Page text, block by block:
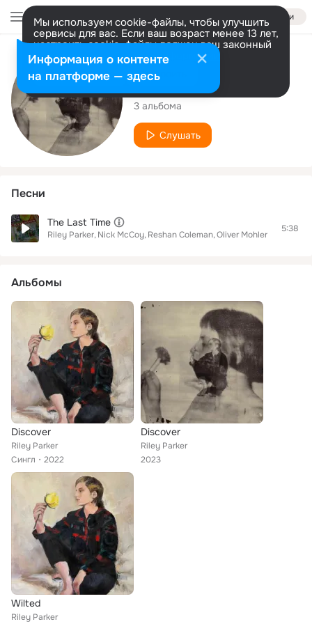
Войти
Мы используем cookie-файлы, чтобы улучшить
сервисы для вас. Если ваш возраст менее 13 лет,
настроить cookie-файлы должен ваш законный
представитель. Больше информации
Разрешить все Настроить
Исполнитель
Riley Parker
3 альбома
Слушать
Песни
The Last Time
Riley Parker Nick McCoy Reshan Coleman Oliver Mohler
5:38
Альбомы
Discover
Riley Parker
Сингл
2022
Discover
Riley Parker
2023
Wilted
Riley Parker
Информация о контенте
на платформе — здесь